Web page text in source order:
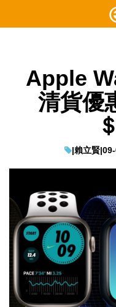
Apple
清貨優
|賴立賢|